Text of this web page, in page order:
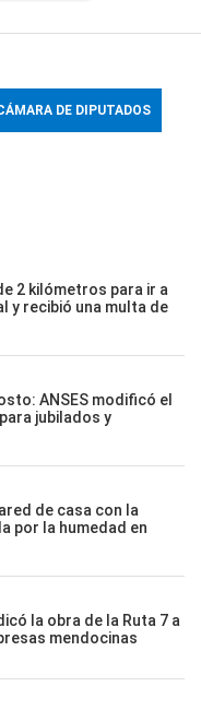
DE DIPUTADOS
2 kilómetros para ir a
y recibió una multa de
ANSES modificó el
jubilados y
de casa con la
por la humedad en
la obra de la Ruta 7 a
mendocinas